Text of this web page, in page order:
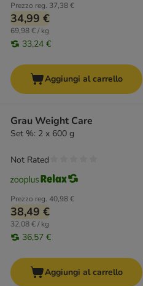
Prezzo reg. 37,38 €
34,99 €
69,98 € / kg
33,24 €
Aggiungi al carrello
Grau Weight Care
Set %: 2 x 600 g
Prezzo reg. 40,98 €
38,49 €
32,08 € / kg
36,57 €
Not Rated
Aggiungi al carrello